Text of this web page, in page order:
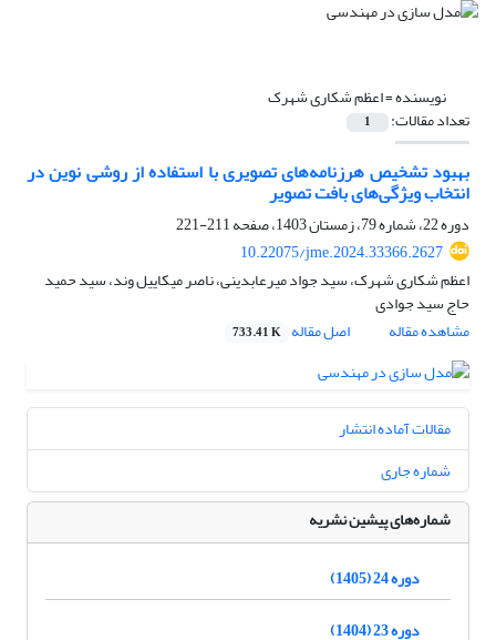
نویسنده =اعظم شکاری شهرک
تعداد مقالات: 1
بهبود تشخیص هرزنامه‌های تصویری با استفاده از روشی نوین در
انتخاب ویژگی‌های بافت تصویر
دوره 22، شماره 79، زمستان 1403، صفحه
211-221
10.22075/jme.2024.33366.2627
اعظم شکاری شهرک، سید جواد میرعابدینی، ناصر میکاییل وند، سید حمید
حاج سید جوادی
مشاهده مقاله
اصل مقاله 733.41 K
مقالات آماده انتشار
شماره جاری
شماره‌های پیشین نشریه
دوره 24 (1405)
دوره 23 (1404)